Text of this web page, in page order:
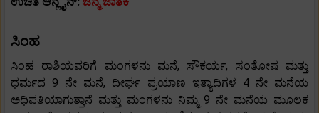
ಸಿಂಹ
ಸಿಂಹ ರಾಶಿಯವರಿಗೆ ಮಂಗಳನು ​​ಮನೆ, ಸೌಕರ್ಯ, ಸಂತೋಷ ಮತ್ತು
ಧರ್ಮದ 9 ನೇ ಮನೆ, ದೀರ್ಘ ಪ್ರಯಾಣ ಇತ್ಯಾದಿಗಳ 4 ನೇ ಮನೆಯ
ಅಧಿಪತಿಯಾಗುತ್ತಾನೆ ಮತ್ತು ಮಂಗಳನು ​​ನಿಮ್ಮ 9 ನೇ ಮನೆಯ ಮೂಲಕ